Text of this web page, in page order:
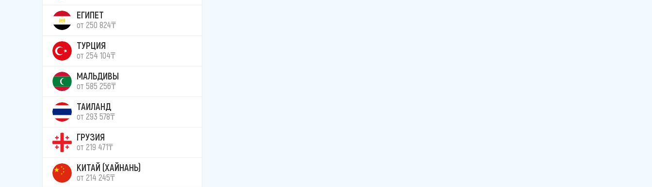
ЕГИПЕТ
от 250 824₸
ТУРЦИЯ
от 254 104₸
МАЛЬДИВЫ
от 585 256₸
ТАИЛАНД
от 293 578₸
ГРУЗИЯ
от 219 471₸
КИТАЙ (ХАЙНАНЬ)
от 214 245₸